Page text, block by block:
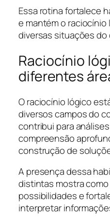
Essa rotina fortalece
e mantém o raciocínio
diversas situações do
Raciocínio
diferentes
O raciocínio lógico
diversos campos do
contribui para
compreensão
construção de
A presença dessa
distintas mostra como
possibilidades e
interpretar